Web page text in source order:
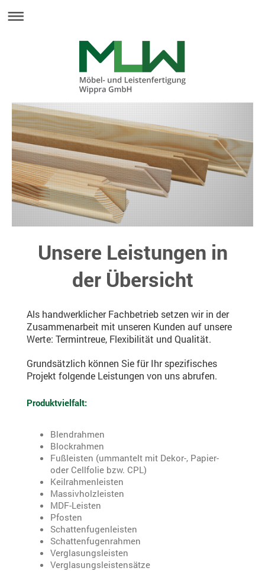
Unsere Leistungen in
der Übersicht
Als handwerklicher Fachbetrieb setzen wir in der
Zusammenarbeit mit unseren Kunden auf unsere
Werte: Termintreue, Flexibilität und Qualität.
Grundsätzlich können Sie für Ihr spezifisches
Projekt folgende Leistungen von uns abrufen.
Produktvielfalt:
Blendrahmen
Blockrahmen
Fußleisten (ummantelt mit Dekor-, Papier-
oder Cellfolie bzw. CPL)
Keilrahmenleisten
Massivholzleisten
MDF-Leisten
Pfosten
Schattenfugenleisten
Schattenfugenrahmen
Verglasungsleisten
Verglasungsleistensätze